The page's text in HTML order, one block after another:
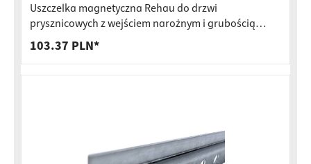
Uszczelka magnetyczna Rehau do drzwi
prysznicowych z wejściem narożnym i grubością
szkła 6–8 mm, 90° 2000 mm
103.37 PLN*